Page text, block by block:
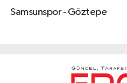
Samsunspor - Göztepe